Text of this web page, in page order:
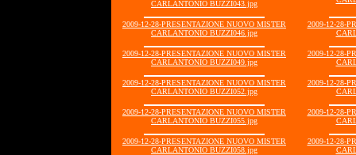
CARLANTONIO BUZZI043.jpg
2009-12-28-PRESENTAZIONE NUOVO MISTER
CARLANTONIO BUZZI046.jpg
2009-12-28-
2009-12-28-PRESENTAZIONE NUOVO MISTER
CARLANTONIO BUZZI049.jpg
2009-12-28-
2009-12-28-PRESENTAZIONE NUOVO MISTER
CARLANTONIO BUZZI052.jpg
2009-12-28-
2009-12-28-PRESENTAZIONE NUOVO MISTER
CARLANTONIO BUZZI055.jpg
2009-12-28-
2009-12-28-PRESENTAZIONE NUOVO MISTER
CARLANTONIO BUZZI058.jpg
2009-12-28-